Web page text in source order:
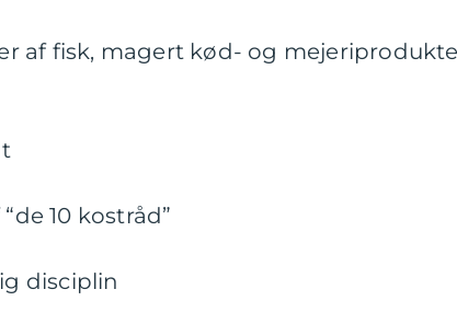
af fisk, magert kød- og
10 kostråd”
disciplin